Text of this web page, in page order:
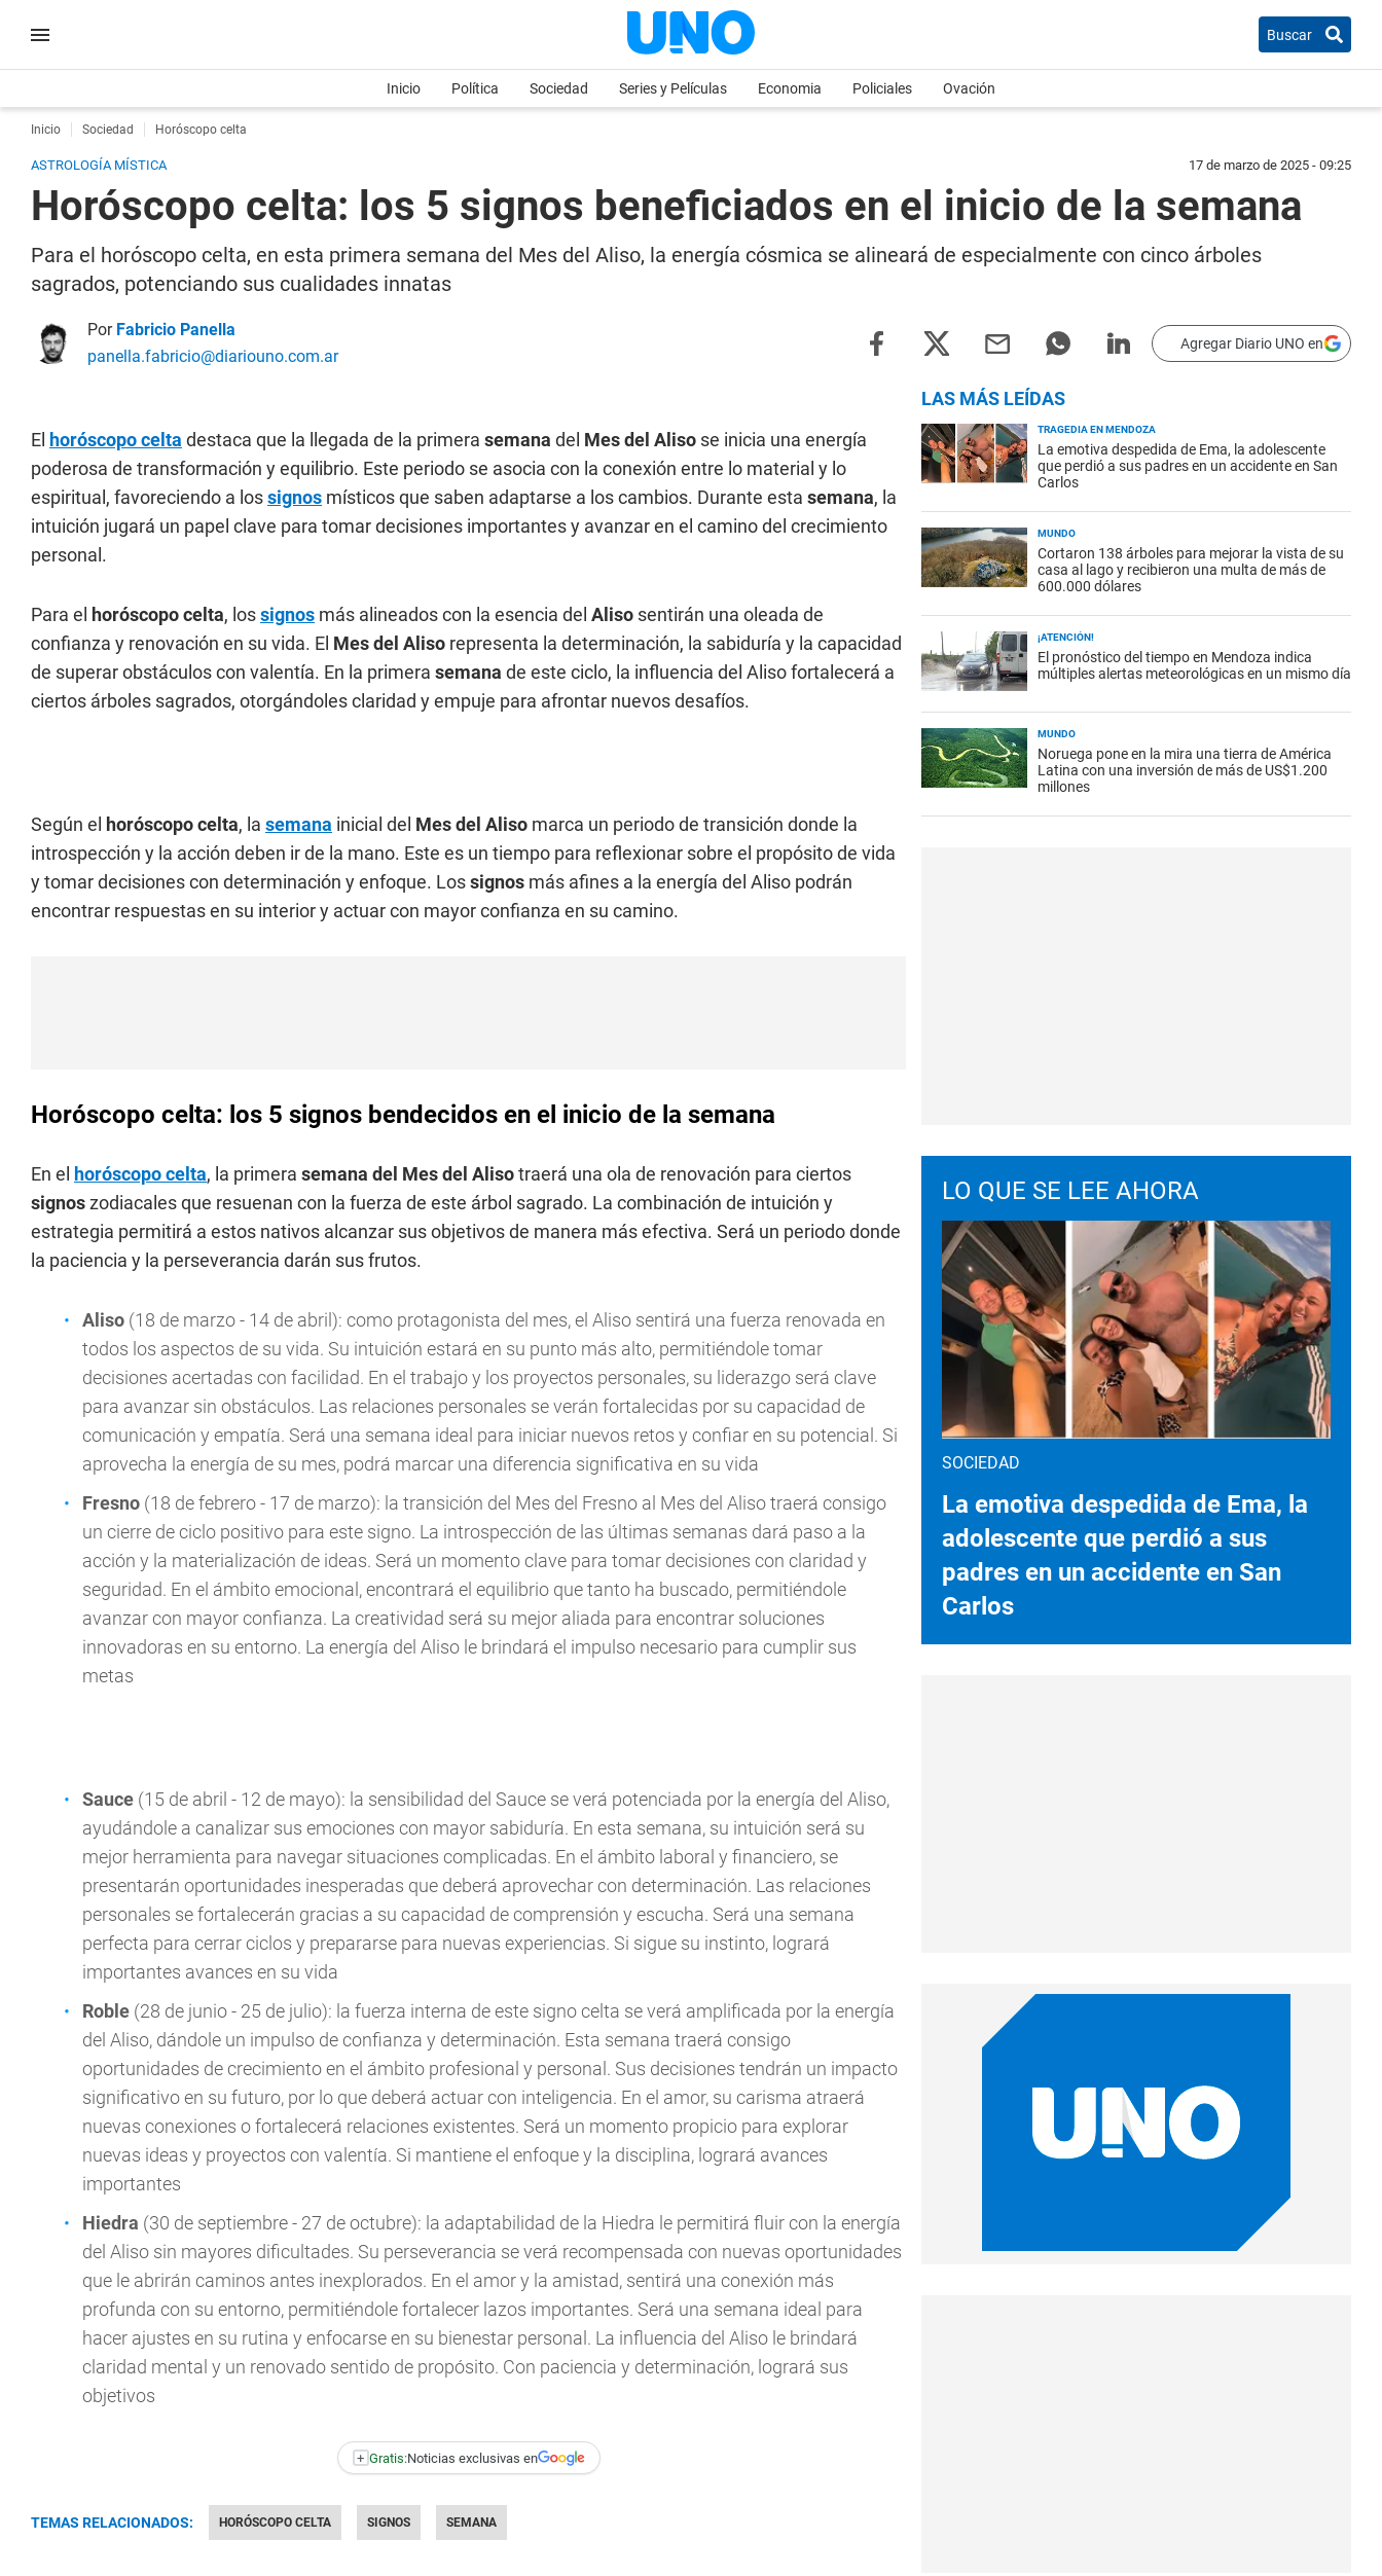
Buscar
Inicio Política Sociedad Series y Películas Economia Policiales Ovación
Inicio Sociedad Horóscopo celta
ASTROLOGÍA MÍSTICA 17 de marzo de 2025 - 09:25
Horóscopo celta: los 5 signos beneficiados en el inicio de la semana
Para el horóscopo celta, en esta primera semana del Mes del Aliso, la energía cósmica se alineará de especialmente con cinco árboles
sagrados, potenciando sus cualidades innatas
Por Fabricio Panella
panella.fabricio@diariouno.com.ar
Agregar Diario UNO en
El horóscopo celta destaca que la llegada de la primera semana del Mes del Aliso se inicia una energía
poderosa de transformación y equilibrio. Este periodo se asocia con la conexión entre lo material y lo
espiritual, favoreciendo a lossignos místicos que saben adaptarse a los cambios. Durante esta semana, la
intuición jugará un papel clave para tomar decisiones importantes y avanzar en el camino del crecimiento
personal.
Para el horóscopo celta, lossignos más alineados con la esencia del Aliso sentirán una oleada de
confianza y renovación en su vida. El Mes del Aliso representa la determinación, la sabiduría y la capacidad
de superar obstáculos con valentía. En la primera semana de este ciclo, la influencia del Aliso fortalecerá a
ciertos árboles sagrados, otorgándoles claridad y empuje para afrontar nuevos desafíos.
Según el horóscopo celta, la semana inicial del Mes del Aliso marca un periodo de transición donde la
introspección y la acción deben ir de la mano. Este es un tiempo para reflexionar sobre el propósito de vida
y tomar decisiones con determinación y enfoque. Lossignos más afines a la energía del Aliso podrán
encontrar respuestas en su interior y actuar con mayor confianza en su camino.
Horóscopo celta: los 5 signos bendecidos en el inicio de la semana
En el horóscopo celta, la primera semana del Mes del Alisotraerá una ola de renovación para ciertos
signoszodiacales que resuenan con la fuerza de este árbol sagrado. La combinación de intuición y
estrategia permitirá a estos nativos alcanzar sus objetivos de manera más efectiva. Será un periodo donde
la paciencia y la perseverancia darán sus frutos.
Aliso (18 de marzo - 14 de abril): como protagonista del mes, el Aliso sentirá una fuerza renovada en
todos los aspectos de su vida. Su intuición estará en su punto más alto, permitiéndole tomar
decisiones acertadas con facilidad. En el trabajo y los proyectos personales, su liderazgo será clave
para avanzar sin obstáculos. Las relaciones personales se verán fortalecidas por su capacidad de
comunicación y empatía. Será una semana ideal para iniciar nuevos retos y confiar en su potencial. Si
aprovecha la energía de su mes, podrá marcar una diferencia significativa en su vida
Fresno (18 de febrero - 17 de marzo): la transición del Mes del Fresno al Mes del Aliso traerá consigo
un cierre de ciclo positivo para este signo. La introspección de las últimas semanas dará paso a la
acción y la materialización de ideas. Será un momento clave para tomar decisiones con claridad y
seguridad. En el ámbito emocional, encontrará el equilibrio que tanto ha buscado, permitiéndole
avanzar con mayor confianza. La creatividad será su mejor aliada para encontrar soluciones
innovadoras en su entorno. La energía del Aliso le brindará el impulso necesario para cumplir sus
metas
Sauce (15 de abril - 12 de mayo): la sensibilidad del Sauce se verá potenciada por la energía del Aliso,
ayudándole a canalizar sus emociones con mayor sabiduría. En esta semana, su intuición será su
mejor herramienta para navegar situaciones complicadas. En el ámbito laboral y financiero, se
presentarán oportunidades inesperadas que deberá aprovechar con determinación. Las relaciones
personales se fortalecerán gracias a su capacidad de comprensión y escucha. Será una semana
perfecta para cerrar ciclos y prepararse para nuevas experiencias. Si sigue su instinto, logrará
importantes avances en su vida
Roble (28 de junio - 25 de julio): la fuerza interna de este signo celta se verá amplificada por la energía
del Aliso, dándole un impulso de confianza y determinación. Esta semana traerá consigo
oportunidades de crecimiento en el ámbito profesional y personal. Sus decisiones tendrán un impacto
significativo en su futuro, por lo que deberá actuar con inteligencia. En el amor, su carisma atraerá
nuevas conexiones o fortalecerá relaciones existentes. Será un momento propicio para explorar
nuevas ideas y proyectos con valentía. Si mantiene el enfoque y la disciplina, logrará avances
importantes
Hiedra (30 de septiembre - 27 de octubre): la adaptabilidad de la Hiedra le permitirá fluir con la energía
del Aliso sin mayores dificultades. Su perseverancia se verá recompensada con nuevas oportunidades
que le abrirán caminos antes inexplorados. En el amor y la amistad, sentirá una conexión más
profunda con su entorno, permitiéndole fortalecer lazos importantes. Será una semana ideal para
hacer ajustes en su rutina y enfocarse en su bienestar personal. La influencia del Aliso le brindará
claridad mental y un renovado sentido de propósito. Con paciencia y determinación, logrará sus
objetivos
+ Gratis:Noticias exclusivas en
TEMAS RELACIONADOS: HORÓSCOPO CELTA SIGNOS SEMANA
LAS MÁS LEÍDAS
TRAGEDIA EN MENDOZA
La emotiva despedida de Ema, la adolescente
que perdió a sus padres en un accidente en San
Carlos
MUNDO
Cortaron 138 árboles para mejorar la vista de su
casa al lago y recibieron una multa de más de
600.000 dólares
¡ATENCIÓN!
El pronóstico del tiempo en Mendoza indica
múltiples alertas meteorológicas en un mismo día
MUNDO
Noruega pone en la mira una tierra de América
Latina con una inversión de más de US$1.200
millones
LO QUE SE LEE AHORA
SOCIEDAD
La emotiva despedida de Ema, la
adolescente que perdió a sus
padres en un accidente en San
Carlos